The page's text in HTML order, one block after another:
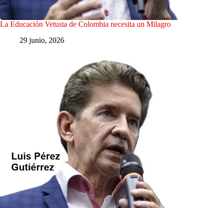
La Educación Vetusta de Colombia necesita un Milagro
29 junio, 2026